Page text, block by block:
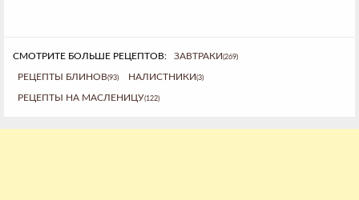
СМОТРИТЕ БОЛЬШЕ РЕЦЕПТОВ: ЗАВТРАКИ(269)
РЕЦЕПТЫ БЛИНОВ(93) НАЛИСТНИКИ(3)
РЕЦЕПТЫ НА МАСЛЕНИЦУ(122)